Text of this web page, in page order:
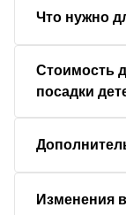
Что нужно
Стоимость
посадки
Изменения